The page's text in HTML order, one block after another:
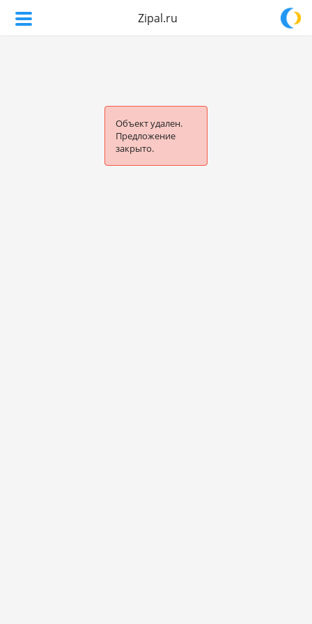
Zipal.ru
Объект удален.
Предложение
закрыто.